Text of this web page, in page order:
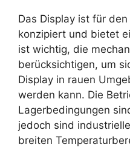
Das Display ist für
konzipiert und bietet
ist wichtig, die
berücksichtigen, um
Display in rauen
werden kann. Die
Lagerbedingungen
jedoch sind
breiten